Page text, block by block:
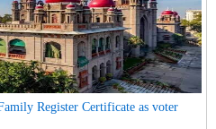
Register Certificate as voter